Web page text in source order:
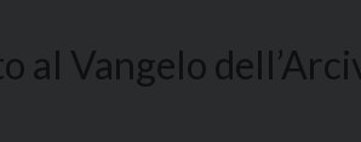
al Vangelo